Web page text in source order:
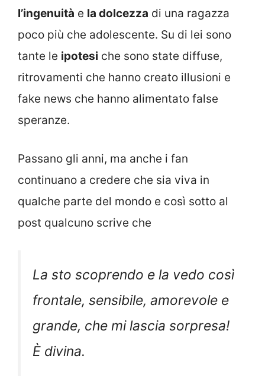
l’ingenuità e la dolcezza di una ragazza
poco più che adolescente. Su di lei sono
tante le ipotesi che sono state diffuse,
ritrovamenti che hanno creato illusioni e
fake news che hanno alimentato false
speranze.
Passano gli anni, ma anche i fan
continuano a credere che sia viva in
qualche parte del mondo e così sotto al
post qualcuno scrive che
La sto scoprendo e la vedo così
frontale, sensibile, amorevole e
grande, che mi lascia sorpresa!
È divina.